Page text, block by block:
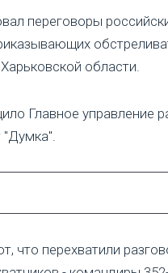
переговоры
области.
Главное управление
что перехватили